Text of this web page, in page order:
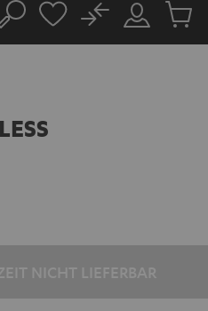
Mein
Konto
No
Artikel